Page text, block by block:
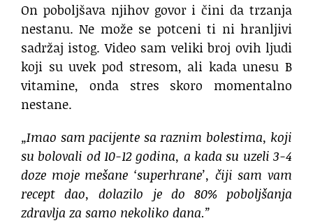
On poboljšava njihov govor i čini da trzanja
nestanu. Ne može se potceni ti ni hranljivi
sadržaj istog. Video sam veliki broj ovih ljudi
koji su uvek pod stresom, ali kada unesu B
vitamine, onda stres skoro momentalno
nestane.
„Imao sam pacijente sa raznim bolestima, koji
su bolovali od 10-12 godina, a kada su uzeli 3-4
doze moje mešane ‘superhrane’, čiji sam vam
recept dao, dolazilo je do 80% poboljšanja
zdravlja za samo nekoliko dana.”